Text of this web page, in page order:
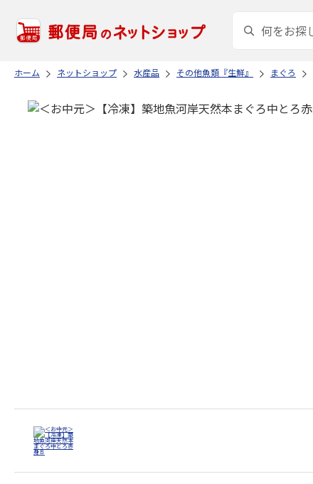
ホーム ネットショップ 水産品 その他魚類『生鮮』 まぐろ